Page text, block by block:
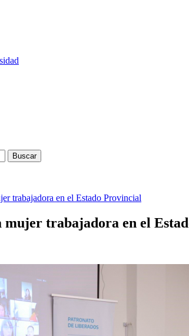
trabajadora en el Estado Provincial
mujer trabajadora en el